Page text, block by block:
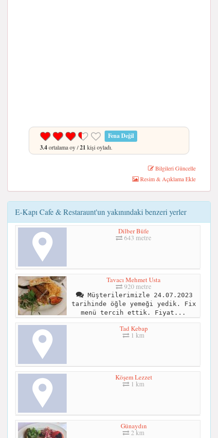
Fena Değil
3.4ortalama oy /21 kişi oyladı.
Bilgileri Güncelle
Resim & Açıklama Ekle
E-Kapı Cafe & Restaraunt'un yakınındaki benzeri yerler
Dilber Büfe
643 metre
Tavacı Mehmet Usta
920 metre
Müşterilerimizle 24.07.2023
tarihinde öğle yemeği yedik. Fix
menü tercih ettik. Fiyat...
Tad Kebap
1 km
Köşem Lezzet
1 km
Günaydın
2 km